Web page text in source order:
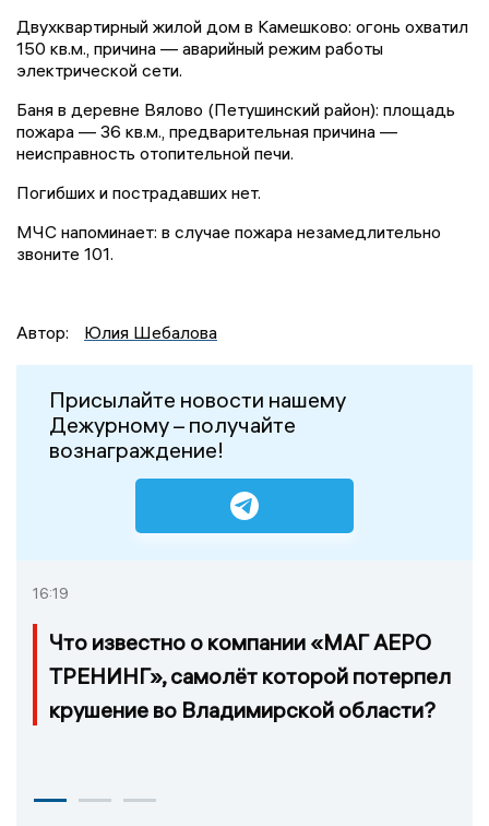
Двухквартирный жилой дом в Камешково: огонь охватил
150 кв.м., причина — аварийный режим работы
электрической сети.
Баня в деревне Вялово (Петушинский район): площадь
пожара — 36 кв.м., предварительная причина —
неисправность отопительной печи.
Погибших и пострадавших нет.
МЧС напоминает: в случае пожара незамедлительно
звоните 101.
Автор: Юлия Шебалова
Присылайте новости нашему
Дежурному – получайте
вознаграждение!
16:19
Что известно о компании «МАГ АЕРО
ТРЕНИНГ», самолёт которой потерпел
крушение во Владимирской области?